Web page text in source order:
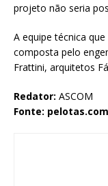
projeto não seria
A equipe técnica
composta pelo
Frattini, arquitetos
Redator: ASCOM
Fonte: